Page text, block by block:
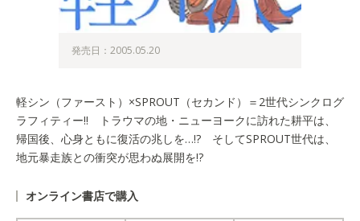
発売日：2005.05.20
軽シン（ファースト）×SPROUT（セカンド）＝2世代シンクログ
ラフィティー!! トラウマの地・ニューヨークに訪れた耕平は、
帰国後、心身ともに復活の兆しを…!? そしてSPROUT世代は、
地元暴走族との衝突が思わぬ展開を!?
オンライン書店で購入